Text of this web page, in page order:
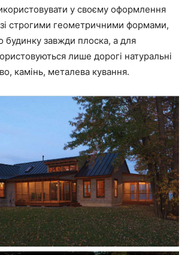
у своєму оформлення
строгими геометричними формами,
будинку завжди плоска, а для
лише дорогі натуральні
камінь, металева кування.